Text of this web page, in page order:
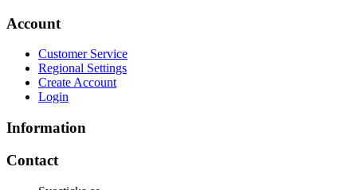
Account
Customer Service
Regional Settings
Create Account
Login
Information
Contact